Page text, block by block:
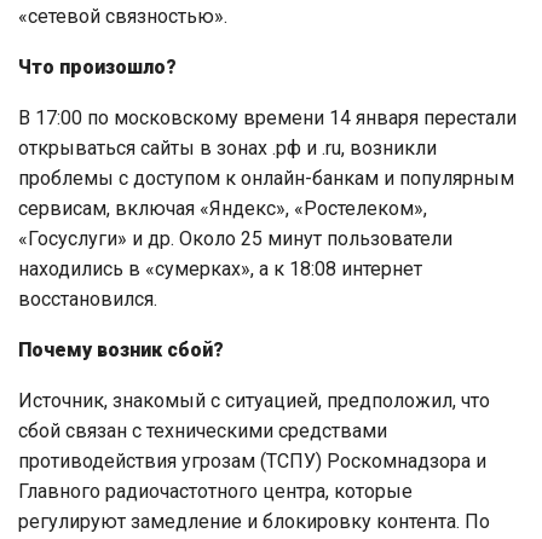
«сетевой связностью».
Что произошло?
В 17:00 по московскому времени 14 января перестали
открываться сайты в зонах .рф и .ru, возникли
проблемы с доступом к онлайн-банкам и популярным
сервисам, включая «Яндекс», «Ростелеком»,
«Госуслуги» и др. Около 25 минут пользователи
находились в «сумерках», а к 18:08 интернет
восстановился.
Почему возник сбой?
Источник, знакомый с ситуацией, предположил, что
сбой связан с техническими средствами
противодействия угрозам (ТСПУ) Роскомнадзора и
Главного радиочастотного центра, которые
регулируют замедление и блокировку контента. По